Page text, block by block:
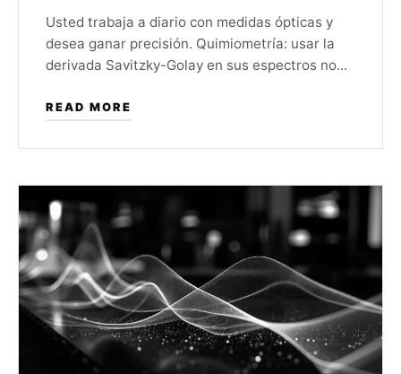
Usted trabaja a diario con medidas ópticas y
desea ganar precisión. Quimiometría: usar la
derivada Savitzky-Golay en sus espectros no...
READ MORE